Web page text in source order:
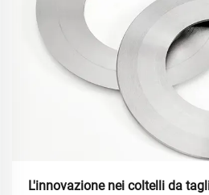
L'innovazione nei coltelli da